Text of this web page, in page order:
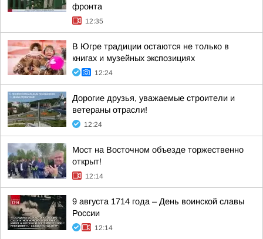
фронта
12:35
В Югре традиции остаются не только в
книгах и музейных экспозициях
12:24
Дорогие друзья, уважаемые строители и
ветераны отрасли!
12:24
Мост на Восточном объезде торжественно
открыт!
12:14
9 августа 1714 года – День воинской славы
России
12:14